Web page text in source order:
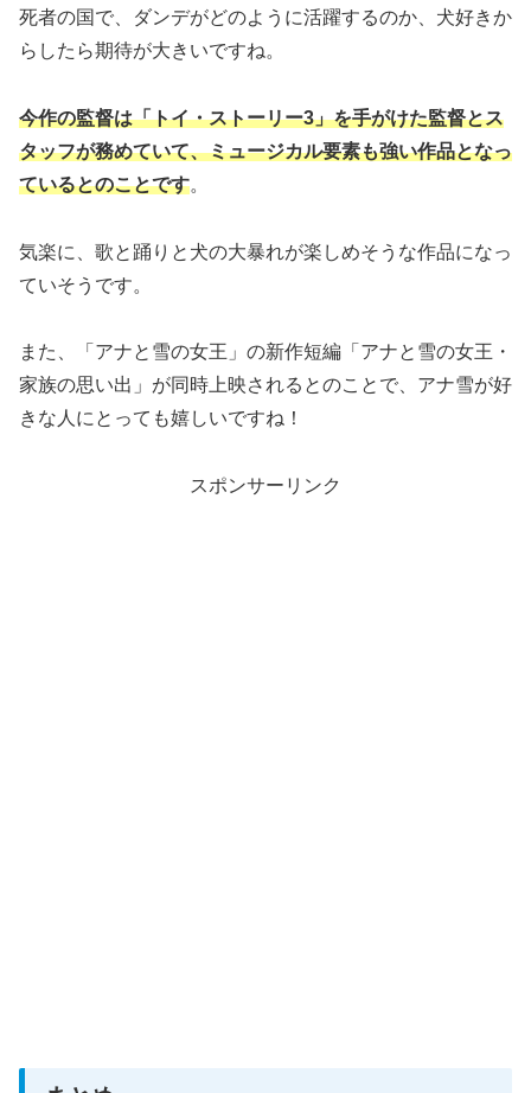
死者の国で、ダンデがどのように活躍するのか、犬好きか
らしたら期待が大きいですね。
今作の監督は「トイ・ストーリー3」を手がけた監督とス
タッフが務めていて、ミュージカル要素も強い作品となっ
ているとのことです。
気楽に、歌と踊りと犬の大暴れが楽しめそうな作品になっ
ていそうです。
また、「アナと雪の女王」の新作短編「アナと雪の女王・
家族の思い出」が同時上映されるとのことで、アナ雪が好
きな人にとっても嬉しいですね！
スポンサーリンク